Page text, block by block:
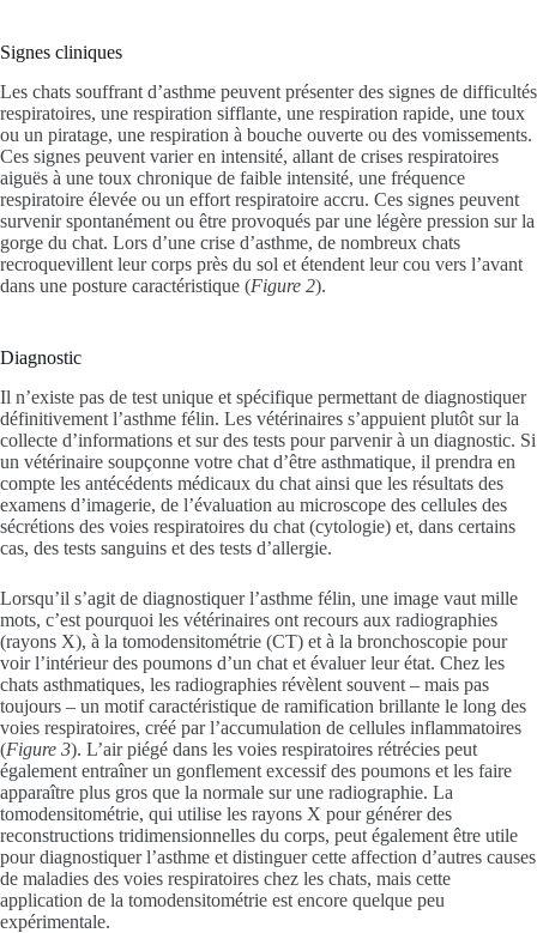
Signes cliniques
Les chats souffrant d’asthme peuvent présenter des signes de difficultés
respiratoires, une respiration sifflante, une respiration rapide, une toux
ou un piratage, une respiration à bouche ouverte ou des vomissements.
Ces signes peuvent varier en intensité, allant de crises respiratoires
aiguës à une toux chronique de faible intensité, une fréquence
respiratoire élevée ou un effort respiratoire accru. Ces signes peuvent
survenir spontanément ou être provoqués par une légère pression sur la
gorge du chat. Lors d’une crise d’asthme, de nombreux chats
recroquevillent leur corps près du sol et étendent leur cou vers l’avant
dans une posture caractéristique (Figure 2).
Diagnostic
Il n’existe pas de test unique et spécifique permettant de diagnostiquer
définitivement l’asthme félin. Les vétérinaires s’appuient plutôt sur la
collecte d’informations et sur des tests pour parvenir à un diagnostic. Si
un vétérinaire soupçonne votre chat d’être asthmatique, il prendra en
compte les antécédents médicaux du chat ainsi que les résultats des
examens d’imagerie, de l’évaluation au microscope des cellules des
sécrétions des voies respiratoires du chat (cytologie) et, dans certains
cas, des tests sanguins et des tests d’allergie.
Lorsqu’il s’agit de diagnostiquer l’asthme félin, une image vaut mille
mots, c’est pourquoi les vétérinaires ont recours aux radiographies
(rayons X), à la tomodensitométrie (CT) et à la bronchoscopie pour
voir l’intérieur des poumons d’un chat et évaluer leur état. Chez les
chats asthmatiques, les radiographies révèlent souvent – mais pas
toujours – un motif caractéristique de ramification brillante le long des
voies respiratoires, créé par l’accumulation de cellules inflammatoires
(Figure 3). L’air piégé dans les voies respiratoires rétrécies peut
également entraîner un gonflement excessif des poumons et les faire
apparaître plus gros que la normale sur une radiographie. La
tomodensitométrie, qui utilise les rayons X pour générer des
reconstructions tridimensionnelles du corps, peut également être utile
pour diagnostiquer l’asthme et distinguer cette affection d’autres causes
de maladies des voies respiratoires chez les chats, mais cette
application de la tomodensitométrie est encore quelque peu
expérimentale.